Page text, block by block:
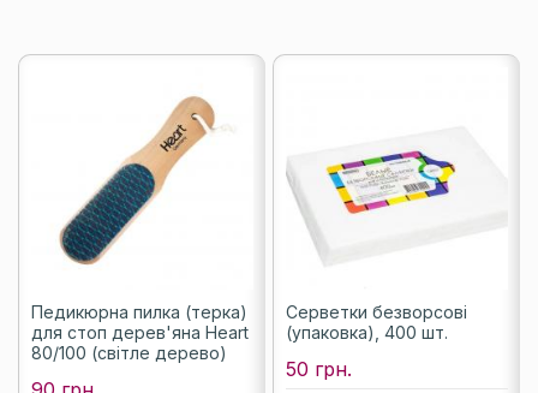
Педикюрна пилка (терка)
для стоп дерев'яна Heart
80/100 (світле дерево)
Серветки безворсові
(упаковка), 400 шт.
50 грн.